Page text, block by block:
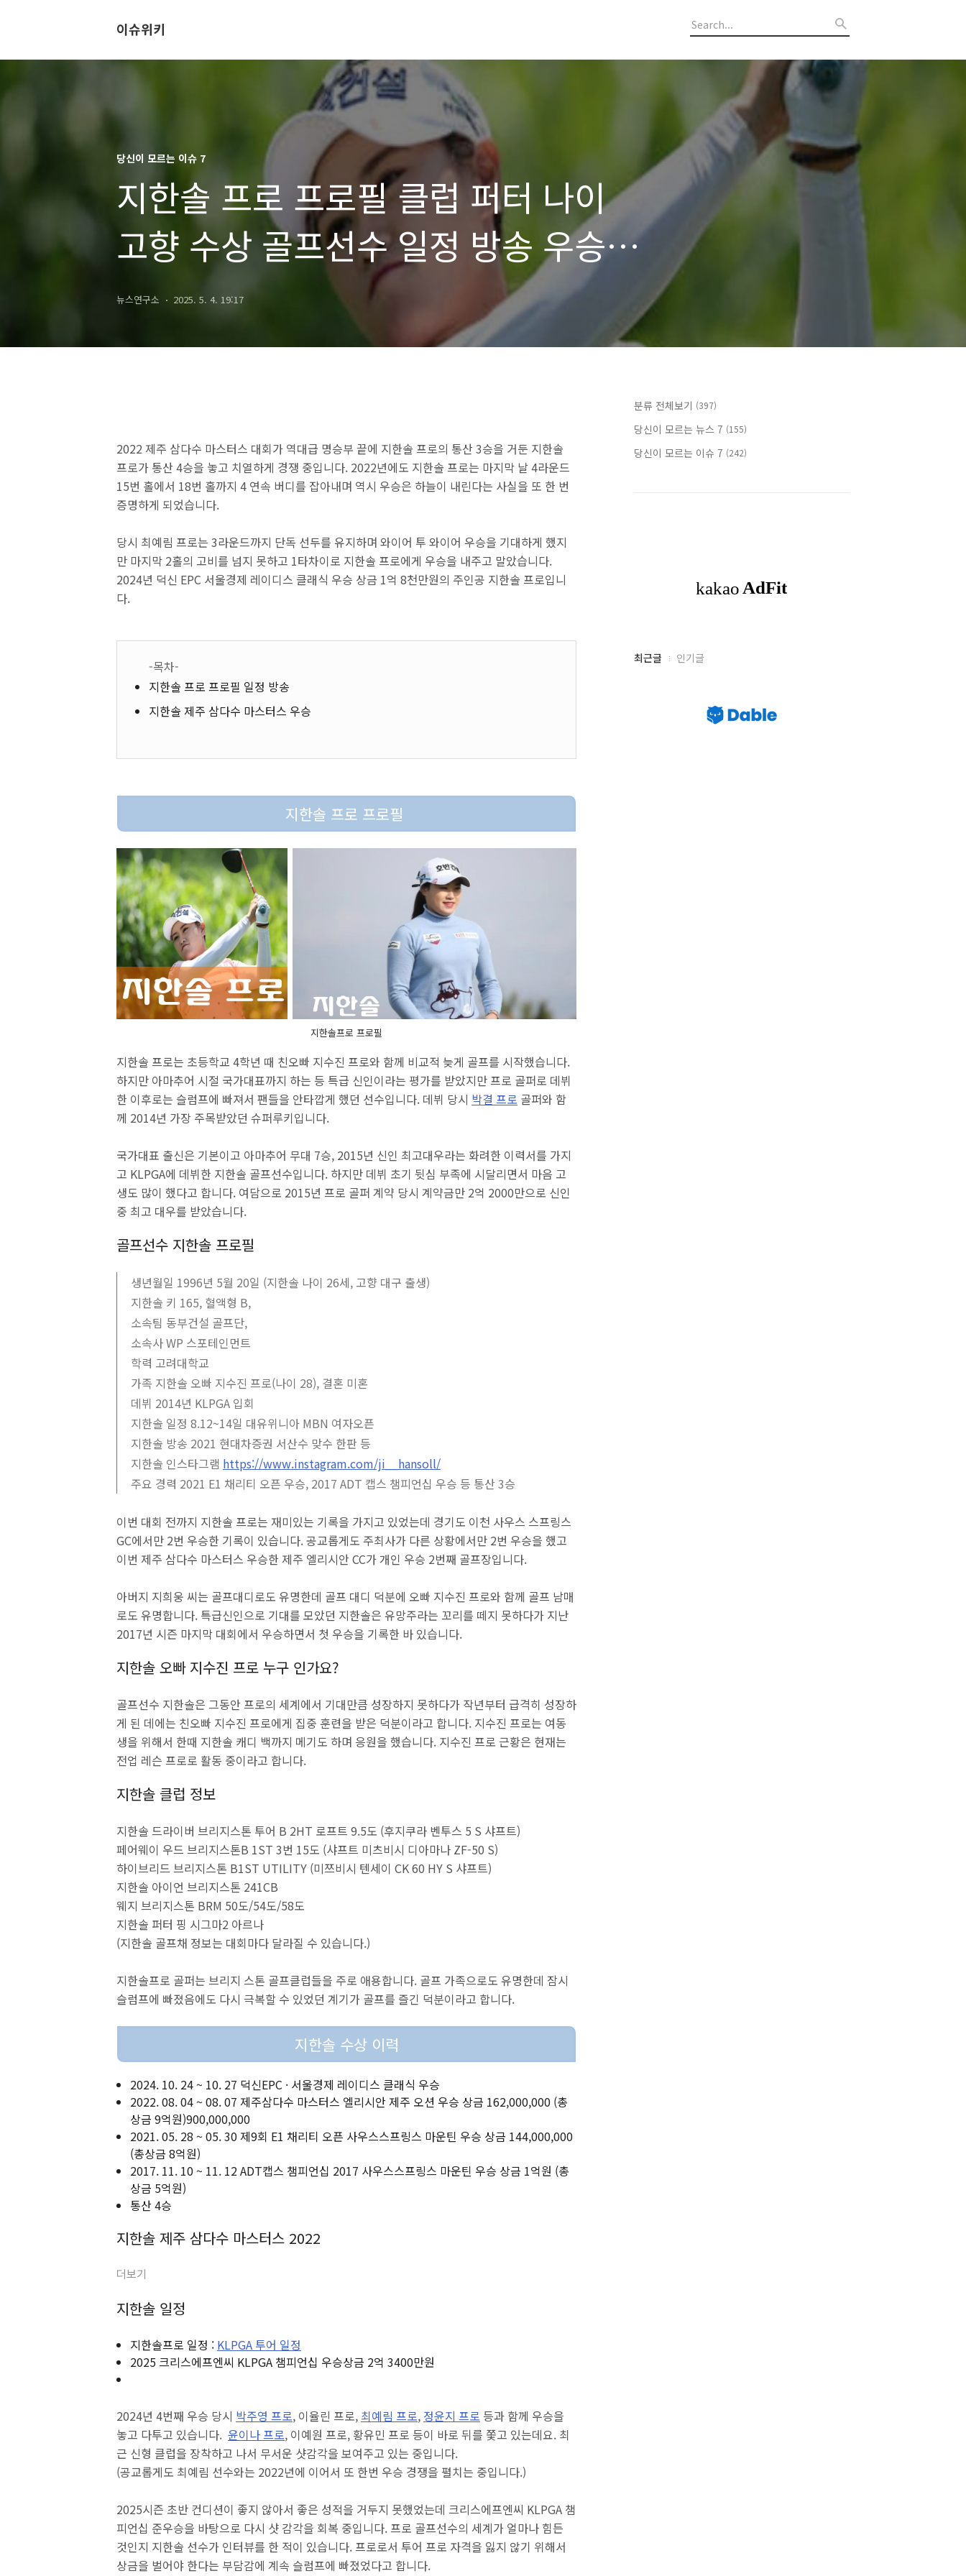
이슈위키
당신이 모르는 이슈 7
지한솔 프로 프로필 클럽 퍼터 나이
고향 수상 골프선수 일정 방송 우승
상금 (오빠 지수진)
뉴스연구소 2025. 5. 4. 19:17
2022 제주 삼다수 마스터스 대회가 역대급 명승부 끝에 지한솔 프로의 통산 3승을 거둔 지한솔
프로가 통산 4승을 놓고 치열하게 경쟁 중입니다. 2022년에도 지한솔 프로는 마지막 날 4라운드
15번 홀에서 18번 홀까지 4 연속 버디를 잡아내며 역시 우승은 하늘이 내린다는 사실을 또 한 번
증명하게 되었습니다.
당시 최예림 프로는 3라운드까지 단독 선두를 유지하며 와이어 투 와이어 우승을 기대하게 했지
만 마지막 2홀의 고비를 넘지 못하고 1타차이로 지한솔 프로에게 우승을 내주고 말았습니다.
2024년 덕신 EPC 서울경제 레이디스 클래식 우승 상금 1억 8천만원의 주인공 지한솔 프로입니
다.
-목차-
지한솔 프로 프로필 일정 방송
지한솔 제주 삼다수 마스터스 우승
지한솔 프로 프로필
지한솔프로 프로필
지한솔 프로는 초등학교 4학년 때 친오빠 지수진 프로와 함께 비교적 늦게 골프를 시작했습니다.
하지만 아마추어 시절 국가대표까지 하는 등 특급 신인이라는 평가를 받았지만 프로 골퍼로 데뷔
한 이후로는 슬럼프에 빠져서 팬들을 안타깝게 했던 선수입니다. 데뷔 당시 박결 프로 골퍼와 함
께 2014년 가장 주목받았던 슈퍼루키입니다.
국가대표 출신은 기본이고 아마추어 무대 7승, 2015년 신인 최고대우라는 화려한 이력서를 가지
고 KLPGA에 데뷔한 지한솔 골프선수입니다. 하지만 데뷔 초기 뒷심 부족에 시달리면서 마음 고
생도 많이 했다고 합니다. 여담으로 2015년 프로 골퍼 계약 당시 계약금만 2억 2000만으로 신인
중 최고 대우를 받았습니다.
골프선수 지한솔 프로필
생년월일 1996년 5월 20일 (지한솔 나이 26세, 고향 대구 출생)
지한솔 키 165, 혈액형 B,
소속팀 동부건설 골프단,
소속사 WP 스포테인먼트
학력 고려대학교
가족 지한솔 오빠 지수진 프로(나이 28), 결혼 미혼
데뷔 2014년 KLPGA 입회
지한솔 일정 8.12~14일 대유위니아 MBN 여자오픈
지한솔 방송 2021 현대차증권 서산수 맞수 한판 등
지한솔 인스타그램 https://www.instagram.com/ji__hansoll/
주요 경력 2021 E1 채리티 오픈 우승, 2017 ADT 캡스 챔피언십 우승 등 통산 3승
이번 대회 전까지 지한솔 프로는 재미있는 기록을 가지고 있었는데 경기도 이천 사우스 스프링스
GC에서만 2번 우승한 기록이 있습니다. 공교롭게도 주최사가 다른 상황에서만 2번 우승을 했고
이번 제주 삼다수 마스터스 우승한 제주 엘리시안 CC가 개인 우승 2번째 골프장입니다.
아버지 지희웅 씨는 골프대디로도 유명한데 골프 대디 덕분에 오빠 지수진 프로와 함께 골프 남매
로도 유명합니다. 특급신인으로 기대를 모았던 지한솔은 유망주라는 꼬리를 떼지 못하다가 지난
2017년 시즌 마지막 대회에서 우승하면서 첫 우승을 기록한 바 있습니다.
지한솔 오빠 지수진 프로 누구 인가요?
골프선수 지한솔은 그동안 프로의 세계에서 기대만큼 성장하지 못하다가 작년부터 급격히 성장하
게 된 데에는 친오빠 지수진 프로에게 집중 훈련을 받은 덕분이라고 합니다. 지수진 프로는 여동
생을 위해서 한때 지한솔 캐디 백까지 메기도 하며 응원을 했습니다. 지수진 프로 근황은 현재는
전업 레슨 프로로 활동 중이라고 합니다.
지한솔 클럽 정보
지한솔 드라이버 브리지스톤 투어 B 2HT 로프트 9.5도 (후지쿠라 벤투스 5 S 샤프트)
페어웨이 우드 브리지스톤B 1ST 3번 15도 (샤프트 미츠비시 디아마나 ZF-50 S)
하이브리드 브리지스톤 B1ST UTILITY (미쯔비시 텐세이 CK 60 HY S 샤프트)
지한솔 아이언 브리지스톤 241CB
웨지 브리지스톤 BRM 50도/54도/58도
지한솔 퍼터 핑 시그마2 아르나
(지한솔 골프채 정보는 대회마다 달라질 수 있습니다.)
지한솔프로 골퍼는 브리지 스톤 골프클럽들을 주로 애용합니다. 골프 가족으로도 유명한데 잠시
슬럼프에 빠졌음에도 다시 극복할 수 있었던 계기가 골프를 즐긴 덕분이라고 합니다.
지한솔 수상 이력
2024. 10. 24 ~ 10. 27 덕신EPC · 서울경제 레이디스 클래식 우승
2022. 08. 04 ~ 08. 07 제주삼다수 마스터스 엘리시안 제주 오션 우승 상금 162,000,000 (총
상금 9억원)900,000,000
2021. 05. 28 ~ 05. 30 제9회 E1 채리티 오픈 사우스스프링스 마운틴 우승 상금 144,000,000
(총상금 8억원)
2017. 11. 10 ~ 11. 12 ADT캡스 챔피언십 2017 사우스스프링스 마운틴 우승 상금 1억원 (총
상금 5억원)
통산 4승
지한솔 제주 삼다수 마스터스 2022
더보기
지한솔 일정
지한솔프로 일정 : KLPGA 투어 일정
2025 크리스에프엔씨 KLPGA 챔피언십 우승상금 2억 3400만원
2024년 4번째 우승 당시 박주영 프로, 이율린 프로, 최예림 프로, 정윤지 프로 등과 함께 우승을
놓고 다투고 있습니다. 윤이나 프로, 이예원 프로, 황유민 프로 등이 바로 뒤를 쫓고 있는데요. 최
근 신형 클럽을 장착하고 나서 무서운 샷감각을 보여주고 있는 중입니다.
(공교롭게도 최예림 선수와는 2022년에 이어서 또 한번 우승 경쟁을 펼치는 중입니다.)
2025시즌 초반 컨디션이 좋지 않아서 좋은 성적을 거두지 못했었는데 크리스에프엔씨 KLPGA 챔
피언십 준우승을 바탕으로 다시 샷 감각을 회복 중입니다. 프로 골프선수의 세계가 얼마나 힘든
것인지 지한솔 선수가 인터뷰를 한 적이 있습니다. 프로로서 투어 프로 자격을 잃지 않기 위해서
상금을 벌어야 한다는 부담감에 계속 슬럼프에 빠졌었다고 합니다.
분류 전체보기 (397)
당신이 모르는 뉴스 7 (155)
당신이 모르는 이슈 7 (242)
최
최근글 인기글